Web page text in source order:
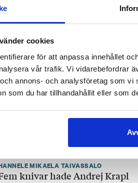
cookies
för att anpassa innehållet
vår trafik. Vi vidarebefordrar
annons- och analysföretag som
som du har tillhandahållit eller som
MIKAELA TAIVASSALO
knivar hade Andrej Krapl